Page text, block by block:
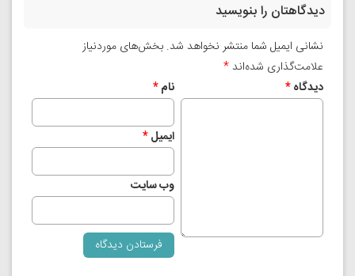
دیدگاهتان را بنویسید
نشانی ایمیل شما منتشر نخواهد شد. بخش‌های موردنیاز
علامت‌گذاری شده‌اند*
دیدگاه* نام*
ایمیل*
وب‌ سایت